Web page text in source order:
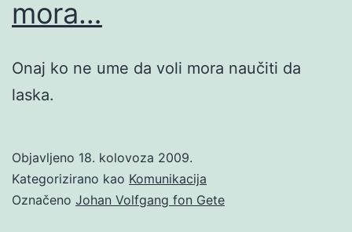
mora…
Onaj ko ne ume da voli mora naučiti da
laska.
Objavljeno 18. kolovoza 2009.
Kategorizirano kao Komunikacija
Označeno Johan Volfgang fon Gete